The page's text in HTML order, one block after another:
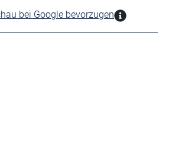
bei Google bevorzugen